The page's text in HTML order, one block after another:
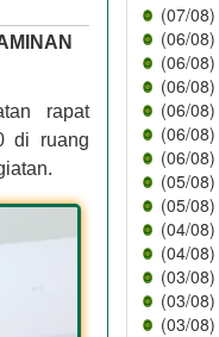
rapat
di ruang
(07/08)
(06/08)
(06/08)
(06/08)
(06/08)
(06/08)
(06/08)
(05/08)
(05/08)
(04/08)
(04/08)
(03/08)
(03/08)
(03/08)